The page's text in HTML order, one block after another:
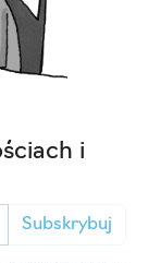
i
Subskrybuj